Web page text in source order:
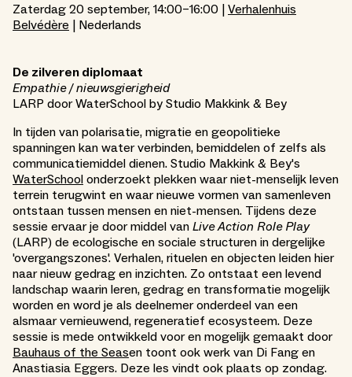
Zaterdag 20 september, 14:00–16:00 | Verhalenhuis
Belvédère | Nederlands
De zilveren diplomaat
Empathie / nieuwsgierigheid
LARP door WaterSchool by Studio Makkink & Bey
In tijden van polarisatie, migratie en geopolitieke
spanningen kan water verbinden, bemiddelen of zelfs als
communicatiemiddel dienen. Studio Makkink & Bey's
WaterSchool onderzoekt plekken waar niet-menselijk leven
terrein terugwint en waar nieuwe vormen van samenleven
ontstaan tussen mensen en niet-mensen. Tijdens deze
sessie ervaar je door middel van Live Action Role Play
(LARP) de ecologische en sociale structuren in dergelijke
'overgangszones'. Verhalen, rituelen en objecten leiden hier
naar nieuw gedrag en inzichten. Zo ontstaat een levend
landschap waarin leren, gedrag en transformatie mogelijk
worden en word je als deelnemer onderdeel van een
alsmaar vernieuwend, regeneratief ecosysteem. Deze
sessie is mede ontwikkeld voor en mogelijk gemaakt door
Bauhaus of the Seasen toont ook werk van Di Fang en
Anastiasia Eggers. Deze les vindt ook plaats op zondag.